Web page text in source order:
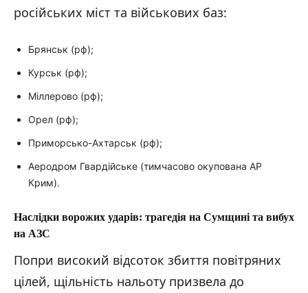
російських міст та військових баз:
Брянськ (рф);
Курськ (рф);
Міллерово (рф);
Орел (рф);
Приморсько-Ахтарськ (рф);
Аеродром Гвардійське (тимчасово окупована АР
Крим).
Наслідки ворожих ударів: трагедія на Сумщині та вибух
на АЗС
Попри високий відсоток збиття повітряних
цілей, щільність нальоту призвела до